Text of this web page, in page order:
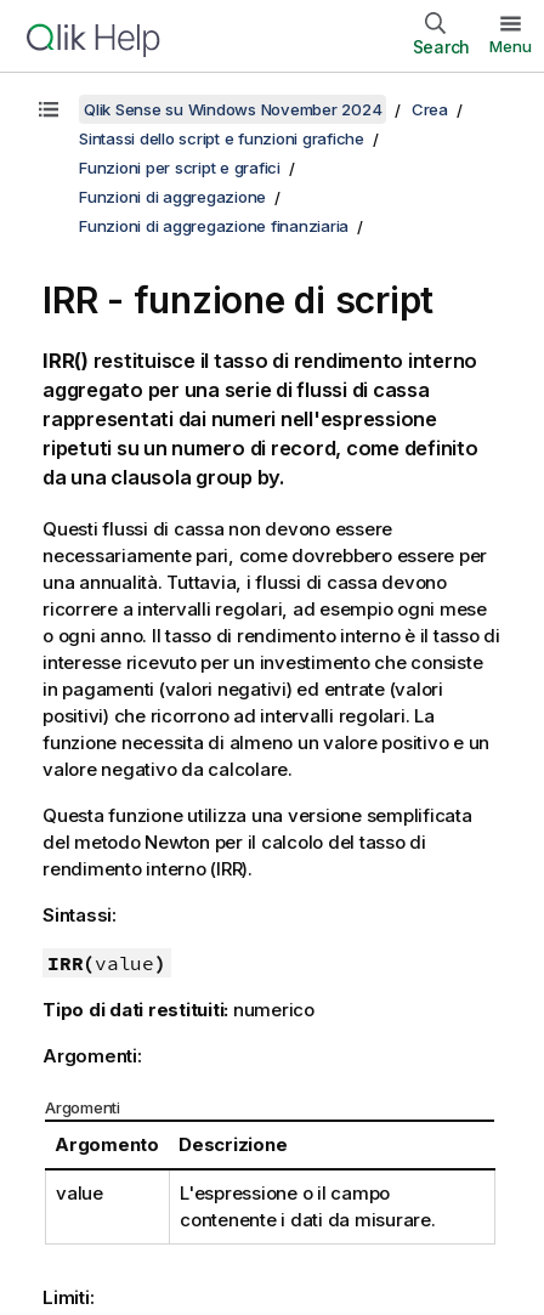
Search Menu
Qlik Sense su Windows November 2024
Crea
Sintassi dello script e funzioni grafiche
Funzioni per script e grafici
Funzioni di aggregazione
Funzioni di aggregazione finanziaria
IRR - funzione di script
IRR() restituisce il tasso di rendimento interno
aggregato per una serie di flussi di cassa
rappresentati dai numeri nell'espressione
ripetuti su un numero di record, come definito
da una clausola group by.
Questi flussi di cassa non devono essere
necessariamente pari, come dovrebbero essere per
una annualità. Tuttavia, i flussi di cassa devono
ricorrere a intervalli regolari, ad esempio ogni mese
o ogni anno. Il tasso di rendimento interno è il tasso di
interesse ricevuto per un investimento che consiste
in pagamenti (valori negativi) ed entrate (valori
positivi) che ricorrono ad intervalli regolari. La
funzione necessita di almeno un valore positivo e un
valore negativo da calcolare.
Questa funzione utilizza una versione semplificata
del metodo Newton per il calcolo del tasso di
rendimento interno (IRR).
Sintassi:
IRR(value)
Tipo di dati restituiti: numerico
Argomenti:
Argomenti
Argomento Descrizione
value
L'espressione o il campo
contenente i dati da misurare.
Limiti: